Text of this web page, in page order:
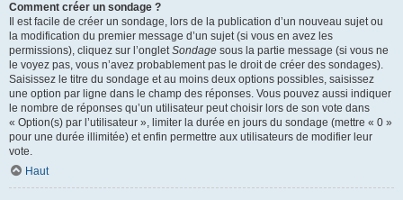
Comment créer un sondage ?
Il est facile de créer un sondage, lors de la publication d’un nouveau sujet ou
la modification du premier message d’un sujet (si vous en avez les
permissions), cliquez sur l’ongletSondage sous la partie message (si vous ne
le voyez pas, vous n’avez probablement pas le droit de créer des sondages).
Saisissez le titre du sondage et au moins deux options possibles, saisissez
une option par ligne dans le champ des réponses. Vous pouvez aussi indiquer
le nombre de réponses qu’un utilisateur peut choisir lors de son vote dans
« Option(s) par l’utilisateur », limiter la durée en jours du sondage (mettre « 0 »
pour une durée illimitée) et enfin permettre aux utilisateurs de modifier leur
vote.
Haut